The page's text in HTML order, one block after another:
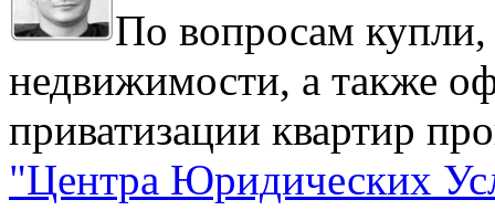
По вопросам
недвижимости, а также
приватизации квартир
"Центра Юридических